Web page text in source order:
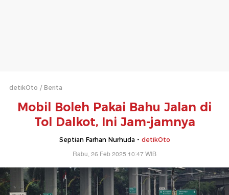
detikOto Berita
Mobil Boleh Pakai Bahu Jalan di
Tol Dalkot, Ini Jam-jamnya
Septian Farhan Nurhuda - detikOto
Rabu, 26 Feb 2025 10:47 WIB